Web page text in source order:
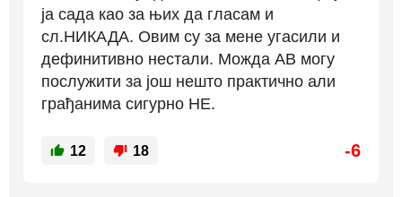
ја сада као за њих да гласам и
сл.НИКАДА. Овим су за мене угасили и
дефинитивно нестали. Можда АВ могу
послужити за још нешто практично али
грађанима сигурно НЕ.
12 18 -6